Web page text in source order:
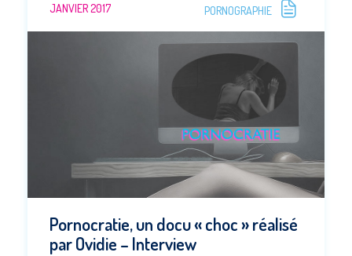
JANVIER 2017 PORNOGRAPHIE
Pornocratie, un docu « choc » réalisé
par Ovidie – Interview